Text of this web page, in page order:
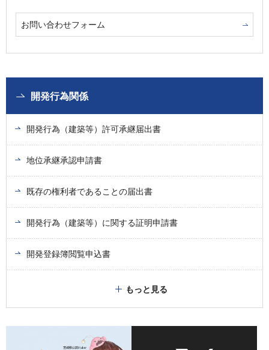
お問い合わせフォーム
開発行為関係
開発行為（建築等）許可承継届出書
地位承継承認申請書
既存の権利者であることの届出書
開発行為（建築等）に関する証明申請書
開発登録簿閲覧申込書
もっと見る